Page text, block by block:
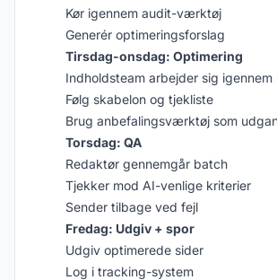
Kør igennem audit-værktøj
Generér optimeringsforslag
Tirsdag-onsdag: Optimering
Indholdsteam arbejder sig
Følg skabelon og tjekliste
Brug anbefalingsværktøj som
Torsdag: QA
Redaktør gennemgår batch
Tjekker mod AI-venlige kriterier
Sender tilbage ved fejl
Fredag: Udgiv + spor
Udgiv optimerede sider
Log i tracking-system